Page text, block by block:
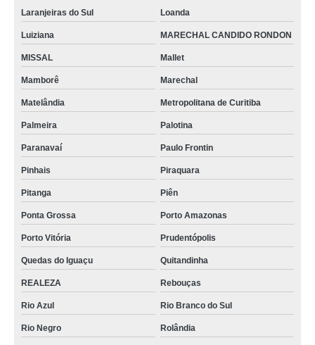
Laranjeiras do Sul Loanda
Luiziana MARECHAL CANDIDO RONDON
MISSAL Mallet
Mamborê Marechal
Matelândia Metropolitana de Curitiba
Palmeira Palotina
Paranavaí Paulo Frontin
Pinhais Piraquara
Pitanga Piên
Ponta Grossa Porto Amazonas
Porto Vitória Prudentópolis
Quedas do Iguaçu Quitandinha
REALEZA Rebouças
Rio Azul Rio Branco do Sul
Rio Negro Rolândia